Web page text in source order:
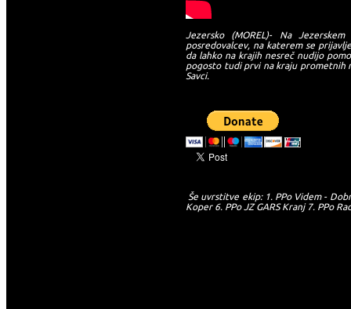
Jezersko (MOREL)- Na
posredovalcev, na katerem se
da lahko na krajih nesreč nudijo
pogosto tudi prvi na kraju prometnih
Savci.
Še uvrstitve ekip: 1. PPo Videm -
Koper 6. PPo JZ GARS Kranj 7. PPo